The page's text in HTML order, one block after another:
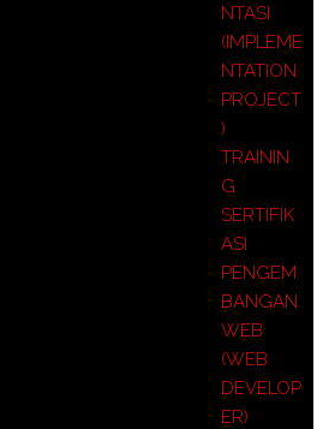
NTASI
(IMPLEME
NTATION
PROJECT
)
TRAININ
G
SERTIFIK
ASI
PENGEM
BANGAN
WEB
(WEB
DEVELOP
ER)